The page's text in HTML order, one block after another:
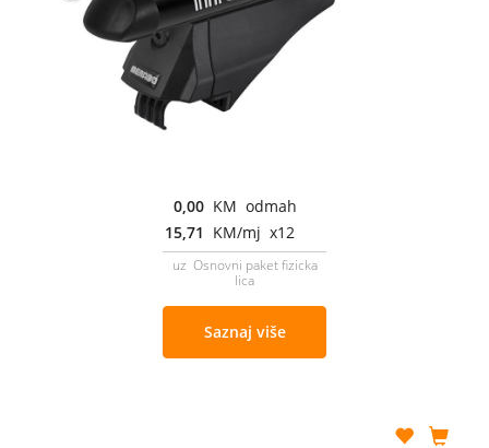
0,00 KM odmah
15,71 KM/mj x12
uz Osnovni paket fizicka
lica
Saznaj više